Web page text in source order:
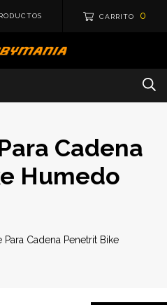
CARRITO 0
Cadena
Humedo
Para Cadena Penetrit Bike